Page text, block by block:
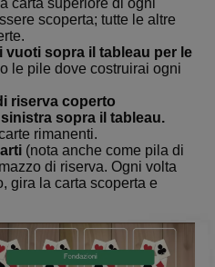
carta superiore di ogni
scoperta; tutte le altre
vuoti sopra il tableau per le
le pile dove costruirai ogni
riserva coperto
sopra il tableau.
rimanenti.
(nota anche come pila di
di riserva. Ogni volta
gira la carta scoperta e